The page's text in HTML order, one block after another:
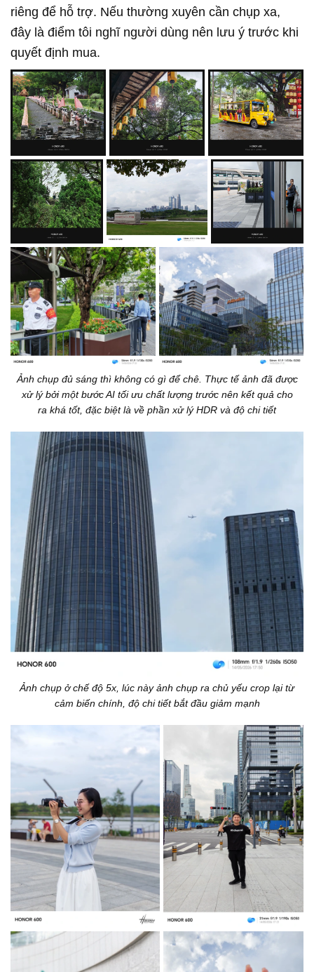
riêng để hỗ trợ. Nếu thường xuyên cần chụp xa,
đây là điểm tôi nghĩ người dùng nên lưu ý trước khi
quyết định mua.
Ảnh chụp đủ sáng thì không có gì để chê. Thực tế ảnh đã được
xử lý bởi một bước AI tối ưu chất lượng trước nên kết quả cho
ra khá tốt, đặc biệt là về phần xử lý HDR và độ chi tiết
Ảnh chụp ở chế độ 5x, lúc này ảnh chụp ra chủ yếu crop lại từ
cảm biến chính, độ chi tiết bắt đầu giảm mạnh